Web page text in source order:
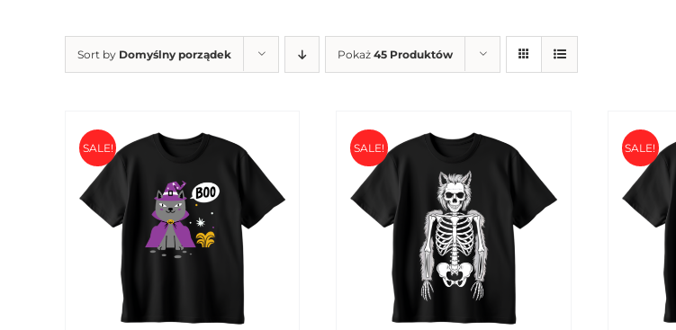
Sort by Domyślny porządek Pokaż 45 Produktów
SALE! SALE! SALE!